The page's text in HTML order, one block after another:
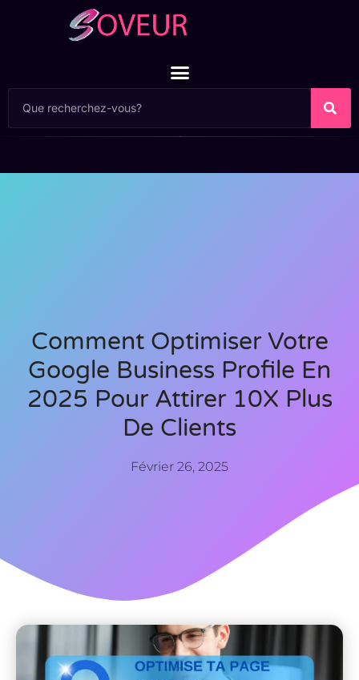
Comment Optimiser Votre
Google Business Profile En
2025 Pour Attirer 10X Plus
De Clients
Février 26, 2025